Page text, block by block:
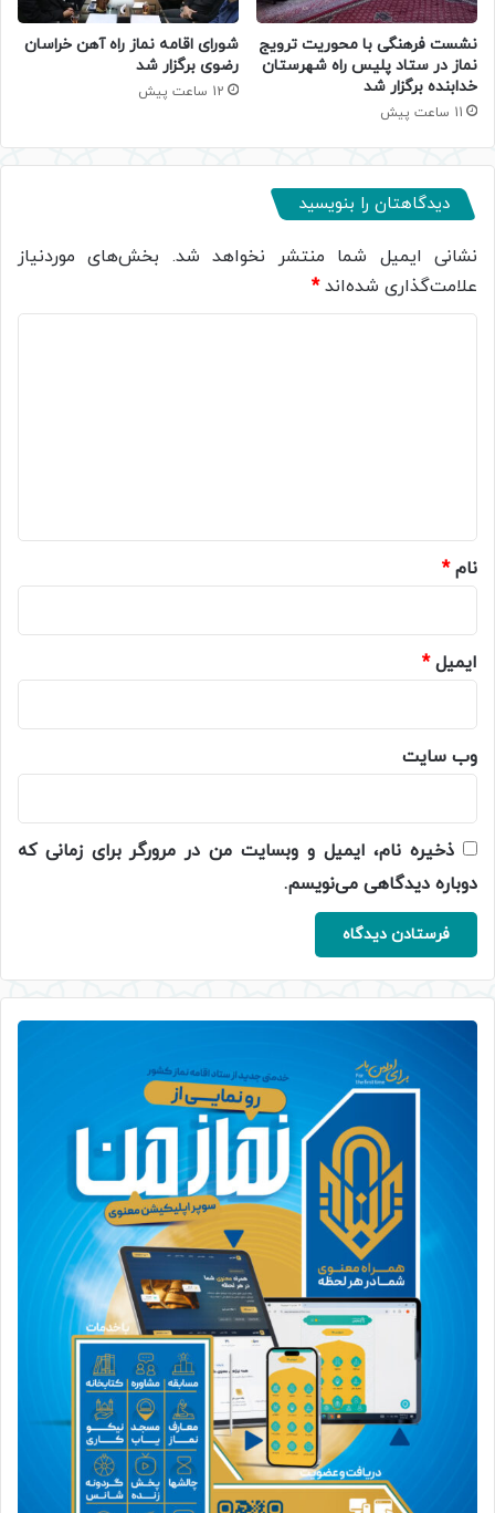
نشست فرهنگی با محوریت ترویج
نماز در ستاد پلیس راه شهرستان
خدابنده برگزار شد
11 ساعت پیش
شورای اقامه نماز راه آهن خراسان
رضوی برگزار شد
12 ساعت پیش
دیدگاهتان را بنویسید
نشانی ایمیل شما منتشر نخواهد شد. بخش‌های موردنیاز
علامت‌گذاری شده‌اند*
نام*
ایمیل*
وب‌ سایت
ذخیره نام، ایمیل و وبسایت من در مرورگر برای زمانی که
دوباره دیدگاهی می‌نویسم.